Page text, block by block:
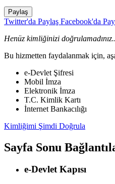
Paylaş
Twitter'da Paylaş Facebook'da
Henüz kimliğinizi
Bu hizmetten faydalanmak için,
e-Devlet Şifresi
Mobil İmza
Elektronik İmza
T.C. Kimlik Kartı
İnternet Bankacılığı
Kimliğimi Şimdi Doğrula
Sayfa Sonu
e-Devlet Kapısı